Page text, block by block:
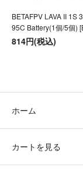
BETAFPV LAVA II 1S
95C Battery(1個/5個)
814円(税込)
ホーム
カートを見る